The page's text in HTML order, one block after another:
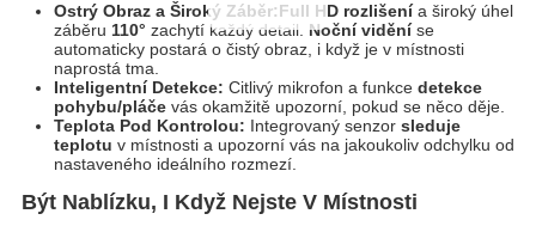
Ostrý Obraz a Široký Záběr:Full HD rozlišenía široký úhel
záběru110° zachytí každý detail. Noční viděníse
automaticky postará o čistý obraz, i když je v místnosti
naprostá tma.
Inteligentní Detekce: Citlivý mikrofon a funkcedetekce
pohybu/pláče vás okamžitě upozorní, pokud se něco děje.
Teplota Pod Kontrolou: Integrovaný senzorsleduje
teplotu v místnosti a upozorní vás na jakoukoliv odchylku od
nastaveného ideálního rozmezí.
Být Nablízku, I Když Nejste V Místnosti